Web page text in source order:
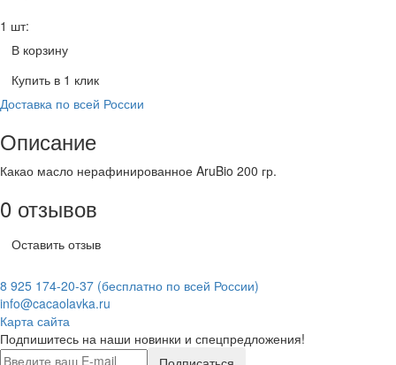
1 шт:
В корзину
Купить в 1 клик
Доставка по всей России
Описание
Какао масло нерафинированное AruBio 200 гр.
0 отзывов
Оставить отзыв
8 925 174-20-37 (бесплатно по всей России)
info@cacaolavka.ru
Карта сайта
Подпишитесь на наши новинки и спецпредложения!